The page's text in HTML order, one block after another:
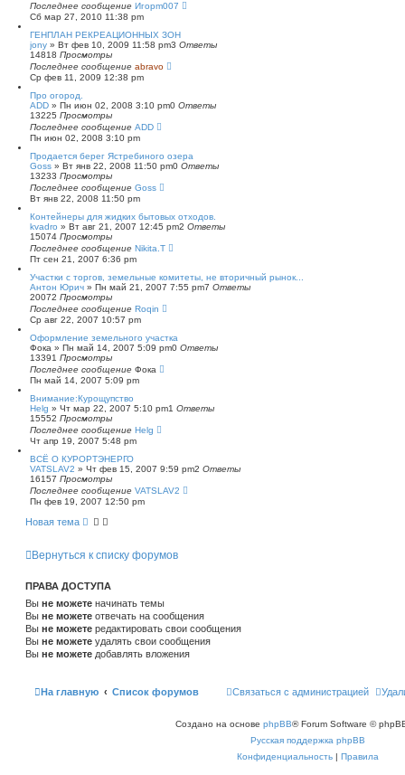
Последнее сообщение Игорm007
Сб мар 27, 2010 11:38 pm
ГЕНПЛАН РЕКРЕАЦИОННЫХ ЗОН
jony » Вт фев 10, 2009 11:58 pm3 Ответы
14818 Просмотры
Последнее сообщение abravo
Ср фев 11, 2009 12:38 pm
Про огород.
ADD » Пн июн 02, 2008 3:10 pm0 Ответы
13225 Просмотры
Последнее сообщение ADD
Пн июн 02, 2008 3:10 pm
Продается берег Ястребиного озера
Goss » Вт янв 22, 2008 11:50 pm0 Ответы
13233 Просмотры
Последнее сообщение Goss
Вт янв 22, 2008 11:50 pm
Контейнеры для жидких бытовых отходов.
kvadro » Вт авг 21, 2007 12:45 pm2 Ответы
15074 Просмотры
Последнее сообщение Nikita.T
Пт сен 21, 2007 6:36 pm
Участки с торгов, земельные комитеты, не вторичный рынок...
Антон Юрич » Пн май 21, 2007 7:55 pm7 Ответы
20072 Просмотры
Последнее сообщение Roqin
Ср авг 22, 2007 10:57 pm
Оформление земельного участка
Фока » Пн май 14, 2007 5:09 pm0 Ответы
13391 Просмотры
Последнее сообщение Фока
Пн май 14, 2007 5:09 pm
Внимание:Курощупство
Helg » Чт мар 22, 2007 5:10 pm1 Ответы
15552 Просмотры
Последнее сообщение Helg
Чт апр 19, 2007 5:48 pm
ВСЁ О КУРОРТЭНЕРГО
VATSLAV2 » Чт фев 15, 2007 9:59 pm2 Ответы
16157 Просмотры
Последнее сообщение VATSLAV2
Пн фев 19, 2007 12:50 pm
Новая тема
Вернуться к списку форумов
ПРАВА ДОСТУПА
Вы не можете начинать темы
Вы не можете отвечать на сообщения
Вы не можете редактировать свои сообщения
Вы не можете удалять свои сообщения
Вы не можете добавлять вложения
На главную Список форумов Связаться с администрацией
Создано на основе phpBB® Forum Software ©
Русская поддержка phpBB
Конфиденциальность | Правила